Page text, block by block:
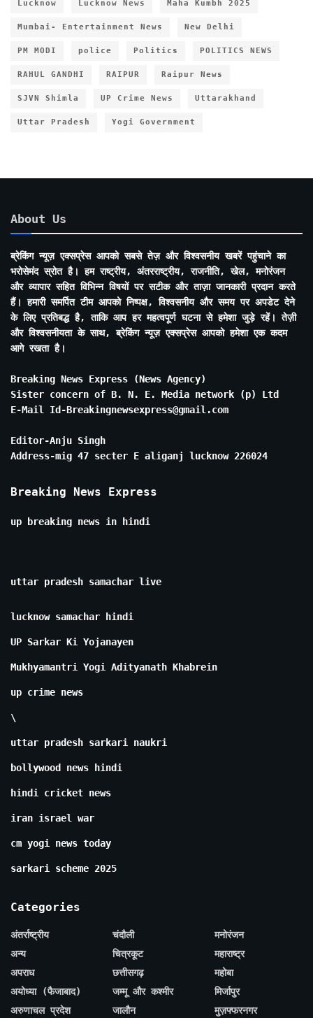
Lucknow Lucknow News Maha Kumbh 2025
Mumbai- Entertainment News New Delhi
PM MODI police Politics POLITICS NEWS
RAHUL GANDHI RAIPUR Raipur News
SJVN Shimla UP Crime News Uttarakhand
Uttar Pradesh Yogi Government
About Us
ब्रेकिंग न्यूज़ एक्सप्रेस आपको सबसे तेज़ और विश्वसनीय खबरें पहुंचाने का
भरोसेमंद स्रोत है। हम राष्ट्रीय, अंतरराष्ट्रीय, राजनीति, खेल, मनोरंजन
और व्यापार सहित विभिन्न विषयों पर सटीक और ताज़ा जानकारी प्रदान करते
हैं। हमारी समर्पित टीम आपको निष्पक्ष, विश्वसनीय और समय पर अपडेट देने
के लिए प्रतिबद्ध है, ताकि आप हर महत्वपूर्ण घटना से हमेशा जुड़े रहें। तेज़ी
और विश्वसनीयता के साथ, ब्रेकिंग न्यूज़ एक्सप्रेस आपको हमेशा एक कदम
आगे रखता है।
Breaking News Express (News Agency)
Sister concern of B. N. E. Media network (p) Ltd
E-Mail Id-Breakingnewsexpress@gmail.com
Editor-Anju Singh
Address-mig 47 secter E aliganj lucknow 226024
Breaking News Express
up breaking news in hindi
uttar pradesh samachar live
lucknow samachar hindi
UP Sarkar Ki Yojanayen
Mukhyamantri Yogi Adityanath Khabrein
up crime news
\
uttar pradesh sarkari naukri
bollywood news hindi
hindi cricket news
iran israel war
cm yogi news today
sarkari scheme 2025
Categories
अंतर्राष्ट्रीय
अन्य
अपराध
अयोध्या (फैजाबाद)
अरुणाचल प्रदेश
चंदौली
चित्रकूट
छत्तीसगढ़
जम्मू और कश्मीर
जालौन
मनोरंजन
महाराष्ट्र
महोबा
मिर्जापुर
मुज़फ्फरनगर